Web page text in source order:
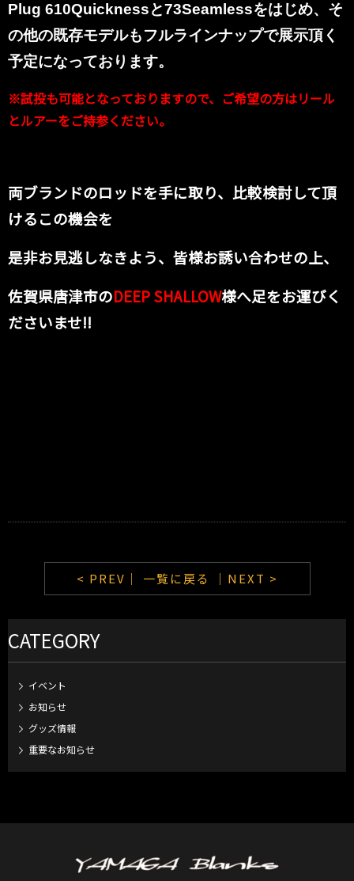
Plug 610Quicknessと73Seamlessをはじめ、 そ
の他の既存モデルもフルラインナップで展示頂く
予定になっております。
※試投も可能となっておりますので、ご希望の方はリール
とルアーをご持参ください。
両ブランドのロッドを手に取り、比較検討して頂
けるこの機会を
是非お見逃しなきよう、皆様お誘い合わせの上、
佐賀県唐津市のDEEP SHALLOW様へ足をお運びく
ださいませ!!
< PREV｜ 一覧に戻る ｜NEXT >
CATEGORY
イベント
お知らせ
グッズ情報
重要なお知らせ